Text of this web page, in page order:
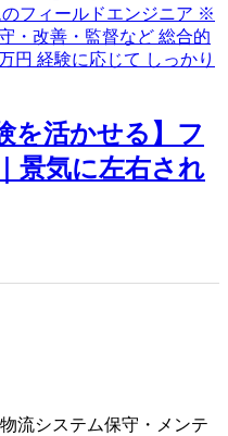
を活かせる】フ
景気に左右され
流システム保守・メンテ